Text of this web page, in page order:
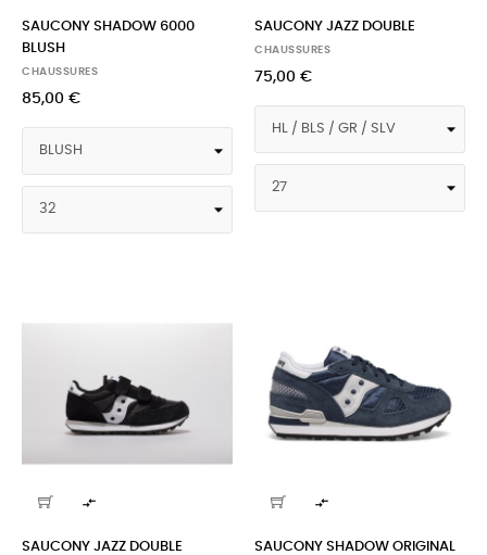
SAUCONY SHADOW 6000
BLUSH
CHAUSSURES
85,00 €
SAUCONY JAZZ DOUBLE
CHAUSSURES
75,00 €

SAUCONY JAZZ DOUBLE

SAUCONY SHADOW ORIGINAL